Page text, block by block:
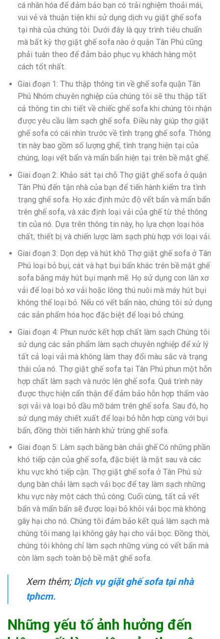
cá nhân hóa để đảm bảo bạn có trải nghiệm thoải mái,
vui vẻ và thuận tiện khi sử dụng dịch vụ giặt ghế sofa
tại nhà của chúng tôi. Dưới đây là quy trình tiêu chuẩn
mà bất kỳ thợ giặt ghế sofa nào ở quận Tân Phú cũng
phải tuân theo để đảm bảo phục vụ khách hàng một
cách tốt nhất.
Giai đoạn 1: Thu thập thông tin về ghế sofa quận Tân
Phú Nhóm chuyên nghiệp của chúng tôi sẽ thu thập tất
cả thông tin chi tiết về chiếc ghế sofa khi chúng tôi nhận
được yêu cầu làm sạch ghế sofa. Điều này giúp thợ giặt
ghế sofa có cái nhìn trước về tình trạng ghế sofa. Thông
tin này bao gồm số lượng ghế, tình trạng hiện tại của
chúng, loại vết bẩn và mẩn bẩn hiện tại trên bề mặt ghế.
Giai đoạn 2: Khảo sát tại chỗ Thợ giặt ghế sofa ở quận
Tân Phú đến tận nhà của bạn để tiến hành kiểm tra tình
trạng ghế sofa. Họ xác định mức độ vết bẩn và mẩn bẩn
trên ghế sofa, và xác định loại vải của ghế từ thẻ thông
tin của nó. Dựa trên thông tin này, họ lựa chọn loại hóa
chất, thiết bị và chiến lược làm sạch phù hợp với loại vải.
Giai đoạn 3: Dọn dẹp và hút khô Thợ giặt ghế sofa ở Tân
Phú loại bỏ bụi, cát và hạt bụi bẩn khác trên bề mặt ghế
sofa bằng máy hút bụi mạnh mẽ. Họ sử dụng con lăn xơ
vải để loại bỏ xơ vải hoặc lông thú nuôi mà máy hút bụi
không thể loại bỏ. Nếu có vết bẩn nào, chúng tôi sử dụng
các sản phẩm hóa học đặc biệt để loại bỏ chúng.
Giai đoạn 4: Phun nước kết hợp chất làm sạch Chúng tôi
sử dụng các sản phẩm làm sạch chuyên nghiệp để xử lý
tất cả loại vải mà không làm thay đổi màu sắc và trạng
thái của nó. Thợ giặt ghế sofa tại Tân Phú phun một hỗn
hợp chất làm sạch và nước lên ghế sofa. Quá trình này
được thực hiện cẩn thận để đảm bảo hỗn hợp thấm vào
sợi vải và loại bỏ dầu mỡ bám trên ghế sofa. Sau đó, họ
sử dụng máy chiết xuất để loại bỏ hỗn hợp cùng với bụi
bẩn, đồng thời tiến hành khử trùng ghế sofa.
Giai đoạn 5: Làm sạch bằng bàn chải ghế Có những phần
khó tiếp cận của ghế sofa, đặc biệt là mặt sau và các
khu vực khó tiếp cận. Thợ giặt ghế sofa ở Tân Phú sử
dụng bàn chải làm sạch vải bọc để tay làm sạch những
khu vực này một cách thủ công. Cuối cùng, tất cả vết
bẩn và mẩn bẩn sẽ được loại bỏ khỏi vải bọc mà không
gây hại cho nó. Chúng tôi đảm bảo kết quả làm sạch mà
chúng tôi mang lại không gây hại cho vải bọc. Đồng thời,
chúng tôi không chỉ làm sạch những vùng có vết bẩn mà
còn làm sạch toàn bộ bề mặt ghế sofa.
Xem thêm;Dịch vụ giặt ghế sofa tại nhà
tphcm.
Những yếu tố ảnh hưởng đến